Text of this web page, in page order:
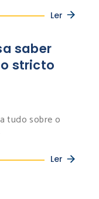
Ler
saber
stricto
tudo sobre o
Ler